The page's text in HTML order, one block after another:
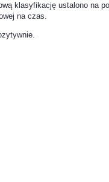
klasyfikację ustalono na
na czas.